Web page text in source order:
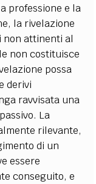
professione e la
la rivelazione
non attinenti al
non costituisce
possa
derivi
ravvisata una
La
rilevante,
di un
essere
conseguito, e